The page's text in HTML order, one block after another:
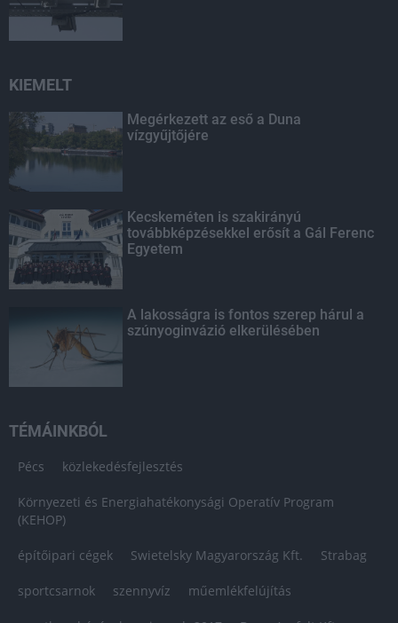
KIEMELT
Megérkezett az eső a Duna
vízgyűjtőjére
Kecskeméten is szakirányú
továbbképzésekkel erősít a Gál Ferenc
Egyetem
A lakosságra is fontos szerep hárul a
szúnyoginvázió elkerülésében
TÉMÁINKBÓL
Pécs közlekedésfejlesztés
Környezeti és Energiahatékonysági Operatív Program
(KEHOP)
építőipari cégek Swietelsky Magyarország Kft. Strabag
sportcsarnok szennyvíz műemlékfelújítás